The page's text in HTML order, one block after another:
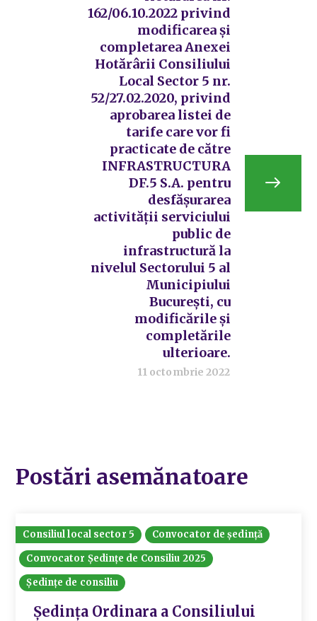
162/06.10.2022 privind
modificarea și
completarea Anexei
Hotărârii Consiliului
Local Sector 5 nr.
52/27.02.2020, privind
aprobarea listei de
tarife care vor fi
practicate de către
INFRASTRUCTURA
DF.5 S.A. pentru
desfășurarea
activității serviciului
public de
infrastructură la
nivelul Sectorului 5 al
Municipiului
București, cu
modificările și
completările
ulterioare.
11 octombrie 2022
Postări asemănatoare
Consiliul local sector 5
Convocator de ședință
Convocator Ședințe de Consiliu 2025
Ședințe de consiliu
Ședința Ordinara a Consiliului